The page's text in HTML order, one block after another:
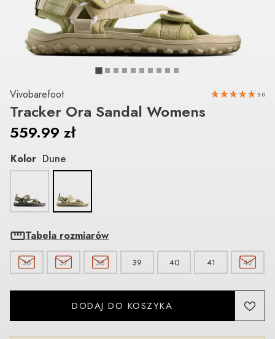
Vivobarefoot 5.0
Tracker Ora Sandal Womens
559.99 zł
Kolor Dune
Tabela rozmiarów
36 37 38 39 40 41 42
DODAJ DO KOSZYKA